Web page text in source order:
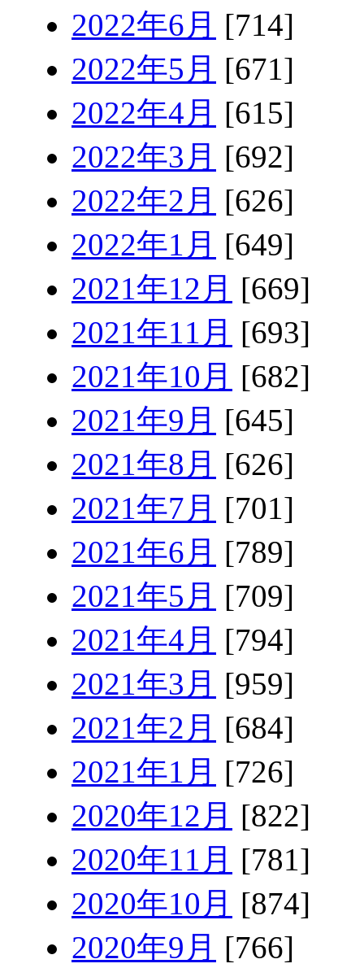
2022年6月 [714]
2022年5月 [671]
2022年4月 [615]
2022年3月 [692]
2022年2月 [626]
2022年1月 [649]
2021年12月 [669]
2021年11月 [693]
2021年10月 [682]
2021年9月 [645]
2021年8月 [626]
2021年7月 [701]
2021年6月 [789]
2021年5月 [709]
2021年4月 [794]
2021年3月 [959]
2021年2月 [684]
2021年1月 [726]
2020年12月 [822]
2020年11月 [781]
2020年10月 [874]
2020年9月 [766]